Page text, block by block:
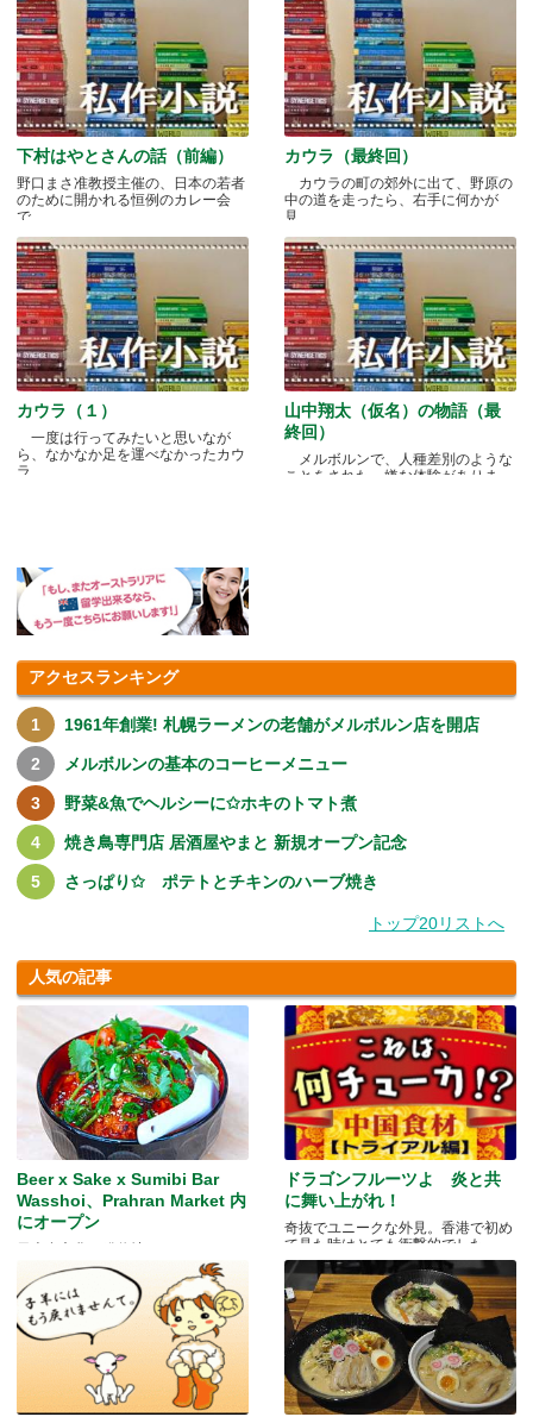
下村はやとさんの話（前編）
野口まさ准教授主催の、日本の若者
のために開かれる恒例のカレー会
で.....
カウラ（最終回）
カウラの町の郊外に出て、野原の
中の道を走ったら、右手に何かが
見.....
カウラ（１）
一度は行ってみたいと思いなが
ら、なかなか足を運べなかったカウ
ラ.....
山中翔太（仮名）の物語（最
終回）
メルボルンで、人種差別のような
ことをされた、嫌な体験がありま
アクセスランキング
1961年創業! 札幌ラーメンの老舗がメルボルン店を開店
メルボルンの基本のコーヒーメニュー
野菜&魚でヘルシーに✩ホキのトマト煮
焼き鳥専門店 居酒屋やまと 新規オープン記念
さっぱり✩ ポテトとチキンのハーブ焼き
トップ20リストへ
人気の記事
Beer x Sake x Sumibi Bar
Wasshoi、Prahran Market 内
にオープン
日本食文化の発信地
ドラゴンフルーツよ 炎と共
に舞い上がれ！
奇抜でユニークな外見。香港で初め
て見た時はとても衝撃的でした.....